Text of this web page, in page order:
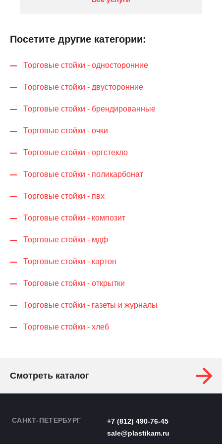
Посетите другие категории:
Торговые стойки - односторонние
Торговые стойки - двусторонние
Торговые стойки - брендированные
Торговые стойки - очки
Торговые стойки - оргстекло
Торговые стойки - поликарбонат
Торговые стойки - пвх
Торговые стойки - композит
Торговые стойки - мдф
Торговые стойки - картон
Торговые стойки - открытки
Торговые стойки - газеты и журналы
Торговые стойки - хлеб
Смотреть каталог
САНКТ-ПЕТЕРБУРГ
+7 (812) 490-76-45
sale@plastikam.ru